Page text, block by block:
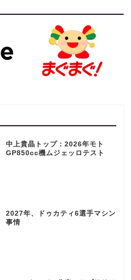
中上貴晶トップ：2026年モト
GP850cc機ムジェッロテスト
2027年、ドゥカティ6選手マシン
事情